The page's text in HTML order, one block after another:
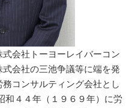
会社トーヨーレイバーコン
会社の三池争議等に端を発
コンサルティング会社とし
和４４年（１９６９年）に労